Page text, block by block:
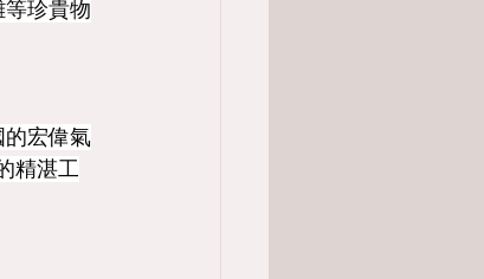
珍貴物
宏偉氣
精湛工